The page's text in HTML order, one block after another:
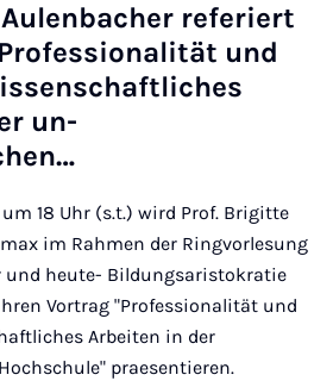
refer­iert
und
un­
18 Uhr (s.t.) wird Prof. Brigitte
im Rahmen der Ringvorlesung
und heute- Bildungsaristokratie
Vortrag "Professionalität und
Arbeiten in der
praesentieren.